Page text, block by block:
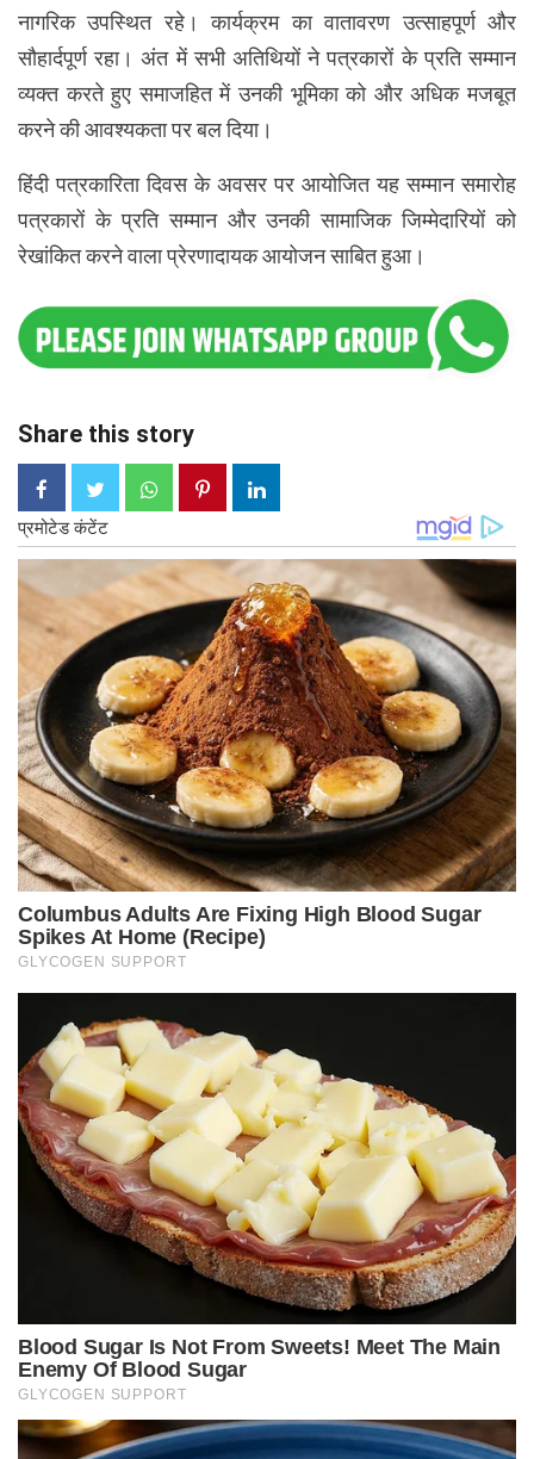
नागरिक उपस्थित रहे। कार्यक्रम का वातावरण उत्साहपूर्ण और
सौहार्दपूर्ण रहा। अंत में सभी अतिथियों ने पत्रकारों के प्रति सम्मान
व्यक्त करते हुए समाजहित में उनकी भूमिका को और अधिक मजबूत
करने की आवश्यकता पर बल दिया।
हिंदी पत्रकारिता दिवस के अवसर पर आयोजित यह सम्मान समारोह
पत्रकारों के प्रति सम्मान और उनकी सामाजिक जिम्मेदारियों को
रेखांकित करने वाला प्रेरणादायक आयोजन साबित हुआ।
Share this story